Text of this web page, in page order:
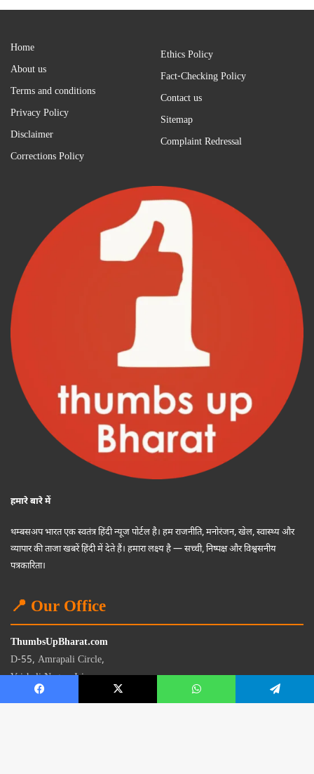
Home
About us
Terms and conditions
Privacy Policy
Disclaimer
Corrections Policy
Ethics Policy
Fact-Checking Policy
Contact us
Sitemap
Complaint Redressal
हमारे बारे में
थम्बसअप भारत एक स्वतंत्र हिंदी न्यूज पोर्टल है। हम राजनीति, मनोरंजन, खेल, स्वास्थ्य और
व्यापार की ताजा खबरें हिंदी में देते हैं। हमारा लक्ष्य है — सच्ची, निष्पक्ष और विश्वसनीय
पत्रकारिता।
📍 Our Office
ThumbsUpBharat.com
D-55, Amrapali Circle,
Vaishali Nagar, Jaipur
Rajasthan - 302021